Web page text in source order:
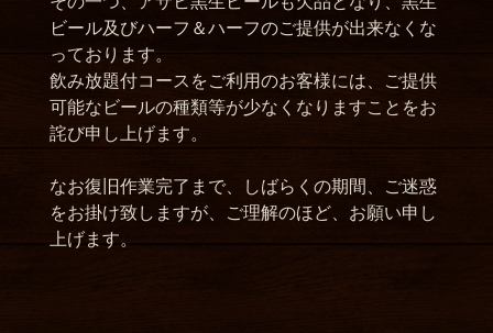
ビール及びハーフ＆ハーフのご提供が出来なくな
っております。
飲み放題付コースをご利用のお客様には、ご提供
可能なビールの種類等が少なくなりますことをお
詫び申し上げます。
なお復旧作業完了まで、しばらくの期間、ご迷惑
をお掛け致しますが、ご理解のほど、お願い申し
上げます。